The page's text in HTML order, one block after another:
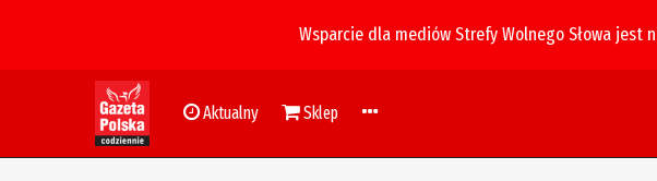
Wsparcie dla mediów Strefy Wolnego Słowa jest
Aktualny Sklep